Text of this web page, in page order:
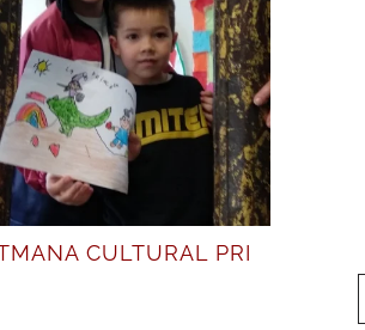
CULTURAL PRI